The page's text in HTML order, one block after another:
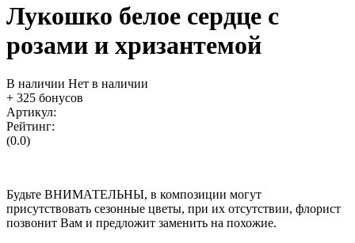
Лукошко белое сердце с
розами и хризантемой
В наличии Нет в наличии
+ 325 бонусов
Артикул:
Рейтинг:
(0.0)
Будьте ВНИМАТЕЛЬНЫ, в композиции могут
присутствовать сезонные цветы, при их отсутствии, флорист
позвонит Вам и предложит заменить на похожие.